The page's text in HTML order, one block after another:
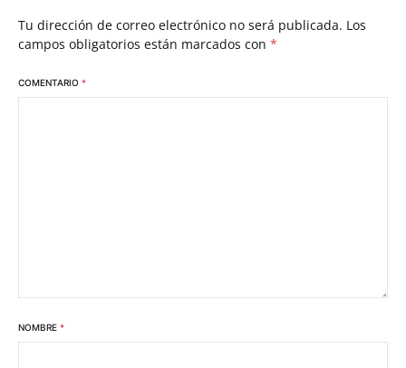
Tu dirección de correo electrónico no será publicada. Los
campos obligatorios están marcados con *
COMENTARIO *
NOMBRE *